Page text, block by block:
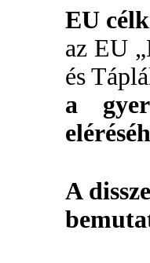
EU
az EU
és
a
A